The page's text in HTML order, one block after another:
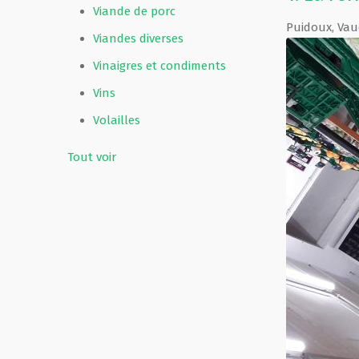
Viande de porc
Viandes diverses
Vinaigres et condiments
Vins
Volailles
Tout voir
Puidoux,